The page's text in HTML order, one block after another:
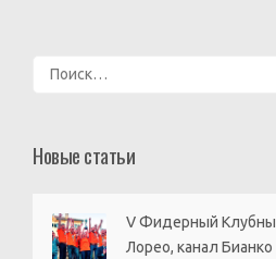
Найти:
Новые статьи
V Фидерный
Лорео, канал Бианко